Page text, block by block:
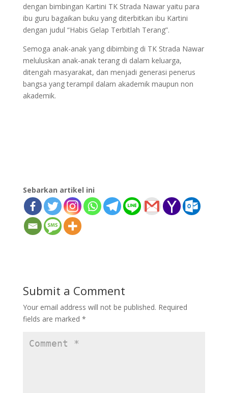
dengan bimbingan Kartini TK Strada Nawar yaitu para
ibu guru bagaikan buku yang diterbitkan ibu Kartini
dengan judul “Habis Gelap Terbitlah Terang”.
Semoga anak-anak yang dibimbing di TK Strada Nawar
meluluskan anak-anak terang di dalam keluarga,
ditengah masyarakat, dan menjadi generasi penerus
bangsa yang terampil dalam akademik maupun non
akademik.
Sebarkan artikel ini
Submit a Comment
Your email address will not be published. Required
fields are marked *